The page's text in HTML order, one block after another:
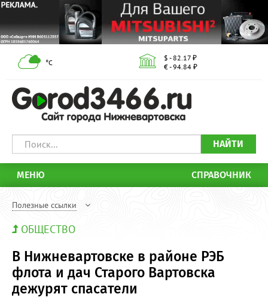
°С
$ - 82.17 ₽
€ - 94.84 ₽
НАЙТИ
МЕНЮ СПРАВОЧНИК
Полезные ссылки
ОБЩЕСТВО
В Нижневартовске в районе РЭБ
флота и дач Старого Вартовска
дежурят спасатели